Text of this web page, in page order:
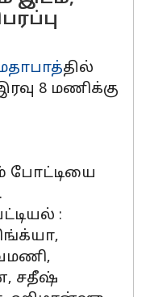
தில்
8 மணிக்கு
போட்டியை
:
சதீஷ்